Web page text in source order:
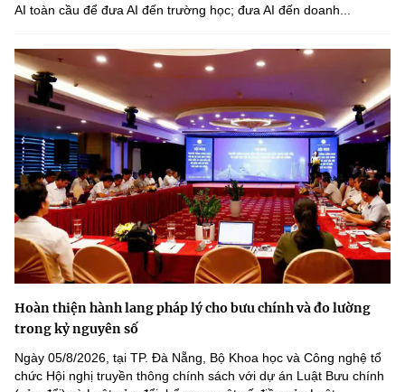
AI toàn cầu để đưa AI đến trường học; đưa AI đến doanh...
Hoàn thiện hành lang pháp lý cho bưu chính và đo lường
trong kỷ nguyên số
Ngày 05/8/2026, tại TP. Đà Nẵng, Bộ Khoa học và Công nghệ tổ
chức Hội nghị truyền thông chính sách với dự án Luật Bưu chính